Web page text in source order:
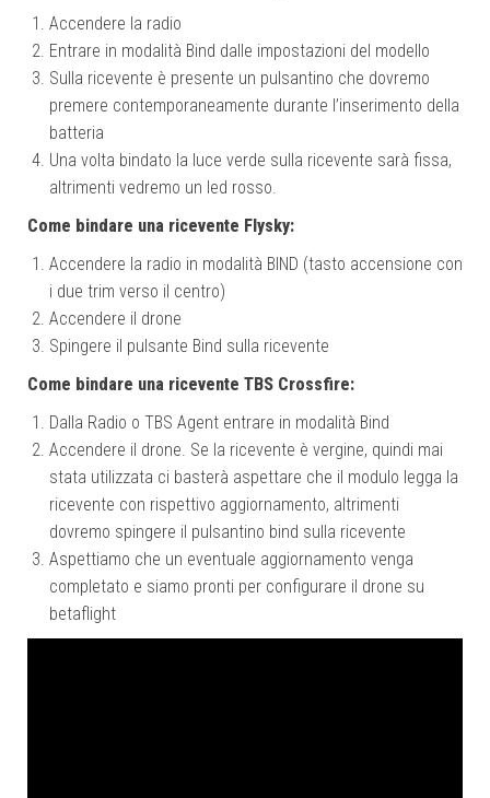
Accendere la radio
Entrare in modalità Bind dalle impostazioni del modello
Sulla ricevente è presente un pulsantino che dovremo
premere contemporaneamente durante l’inserimento della
batteria
Una volta bindato la luce verde sulla ricevente sarà fissa,
altrimenti vedremo un led rosso.
Come bindare una ricevente Flysky:
Accendere la radio in modalità BIND (tasto accensione con
i due trim verso il centro)
Accendere il drone
Spingere il pulsante Bind sulla ricevente
Come bindare una ricevente TBS Crossfire:
Dalla Radio o TBS Agent entrare in modalità Bind
Accendere il drone. Se la ricevente è vergine, quindi mai
stata utilizzata ci basterà aspettare che il modulo legga la
ricevente con rispettivo aggiornamento, altrimenti
dovremo spingere il pulsantino bind sulla ricevente
Aspettiamo che un eventuale aggiornamento venga
completato e siamo pronti per configurare il drone su
betaflight